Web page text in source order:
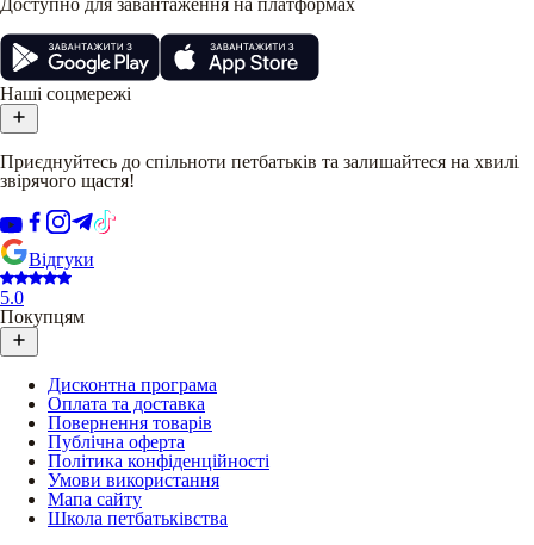
Доступно для завантаження на платформах
Наші соцмережі
Приєднуйтесь до спільноти петбатьків та залишайтеся на хвилі
звірячого щастя!
Відгуки
5.0
Покупцям
Дисконтна програма
Оплата та доставка
Повернення товарів
Публічна оферта
Політика конфіденційності
Умови використання
Мапа сайту
Школа петбатьківства